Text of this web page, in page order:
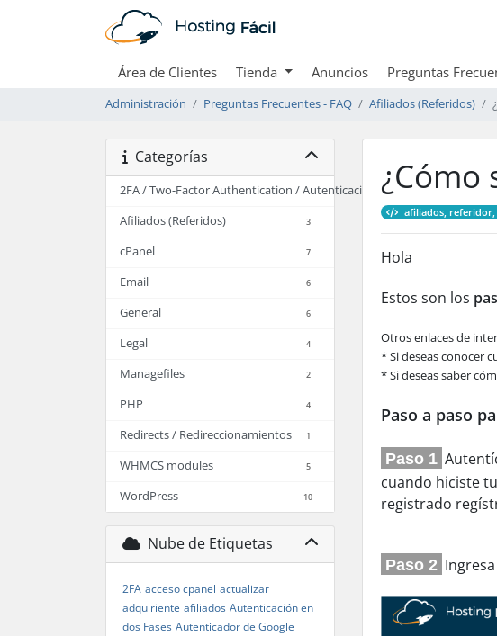
Área de Clientes Tienda Anuncios Preguntas
Administración Preguntas Frecuentes - FAQ Afiliados (Referidos)
Categorías
2FA / Two-Factor Authentication / Autenticación en dos Fases 7
Afiliados (Referidos) 3
cPanel 7
Email 6
General 6
Legal 4
Managefiles 2
PHP 4
Redirects / Redireccionamientos 1
WHMCS modules 5
WordPress 10
Nube de Etiquetas
2FA acceso cpanel actualizar
adquiriente afiliados Autenticación en
dos Fases Autenticador de Google
¿Cómo
afiliados,
Hola
Estos son los
Otros enlaces de
* Si deseas conocer
* Si deseas saber
Paso a paso
Paso 1
cuando hiciste
registrado
Paso 2